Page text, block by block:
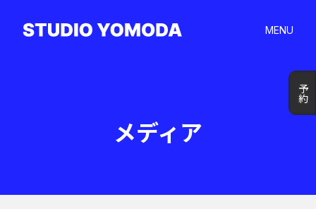
MENU
予約
予約
メディア